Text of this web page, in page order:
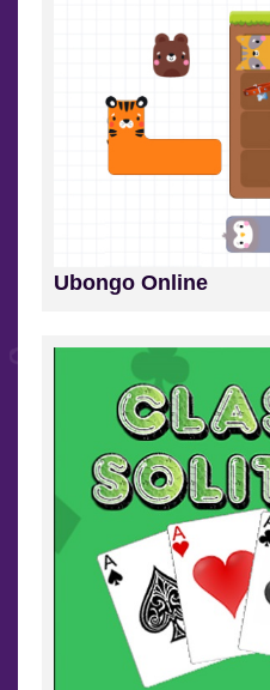
Ubongo Online